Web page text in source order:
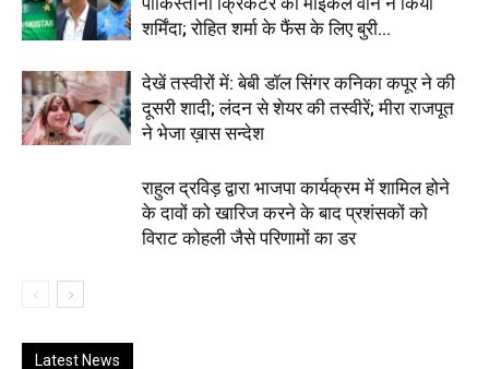
शर्मिंदा; रोहित शर्मा के फैंस के लिए बुरी...
देखें तस्वीरों में: बेबी डॉल सिंगर कनिका कपूर ने की
दूसरी शादी; लंदन से शेयर की तस्वीरें; मीरा राजपूत
ने भेजा ख़ास सन्देश
राहुल द्रविड़ द्वारा भाजपा कार्यक्रम में शामिल होने
के दावों को खारिज करने के बाद प्रशंसकों को
विराट कोहली जैसे परिणामों का डर
Latest News